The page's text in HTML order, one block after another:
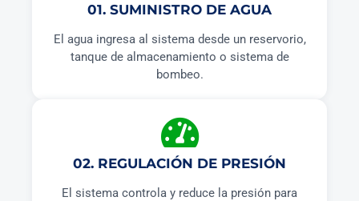
01. SUMINISTRO DE AGUA
El agua ingresa al sistema desde un reservorio,
tanque de almacenamiento o sistema de
bombeo.
02. REGULACIÓN DE PRESIÓN
El sistema controla y reduce la presión para